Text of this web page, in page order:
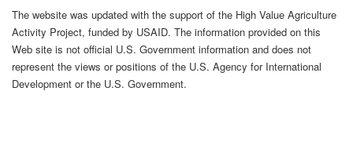
The website was updated with the support of the High Value Agriculture
Activity Project, funded by USAID. The information provided on this
Web site is not official U.S. Government information and does not
represent the views or positions of the U.S. Agency for International
Development or the U.S. Government.